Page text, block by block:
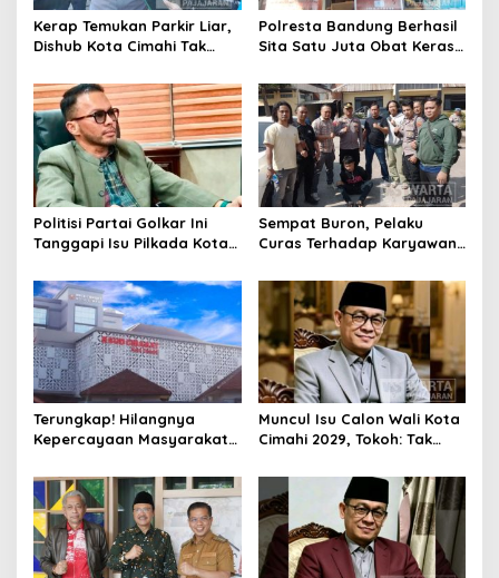
Kerap Temukan Parkir Liar,
Dishub Kota Cimahi Tak
Pembinaan
Polresta Bandung Berhasil
Sita Satu Juta Obat Keras
Kasus Narkoba
Politisi Partai Golkar Ini
Tanggapi Isu Pilkada Kota
Sempat Buron, Pelaku
Curas Terhadap Karyawan
Ditangkap Polisi
Terungkap! Hilangnya
Kepercayaan Masyarakat
Rebranding RSUD Cibabat
Muncul Isu Calon Wali Kota
Cimahi 2029, Tokoh: Tak
Legitimasi Parpol